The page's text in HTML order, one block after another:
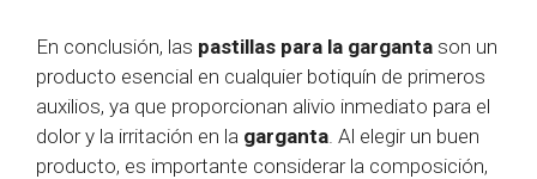
En conclusión, las pastillas para la garganta son un
producto esencial en cualquier botiquín de primeros
auxilios, ya que proporcionan alivio inmediato para el
dolor y la irritación en la garganta. Al elegir un buen
producto, es importante considerar la composición,